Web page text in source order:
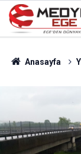
Anasayfa